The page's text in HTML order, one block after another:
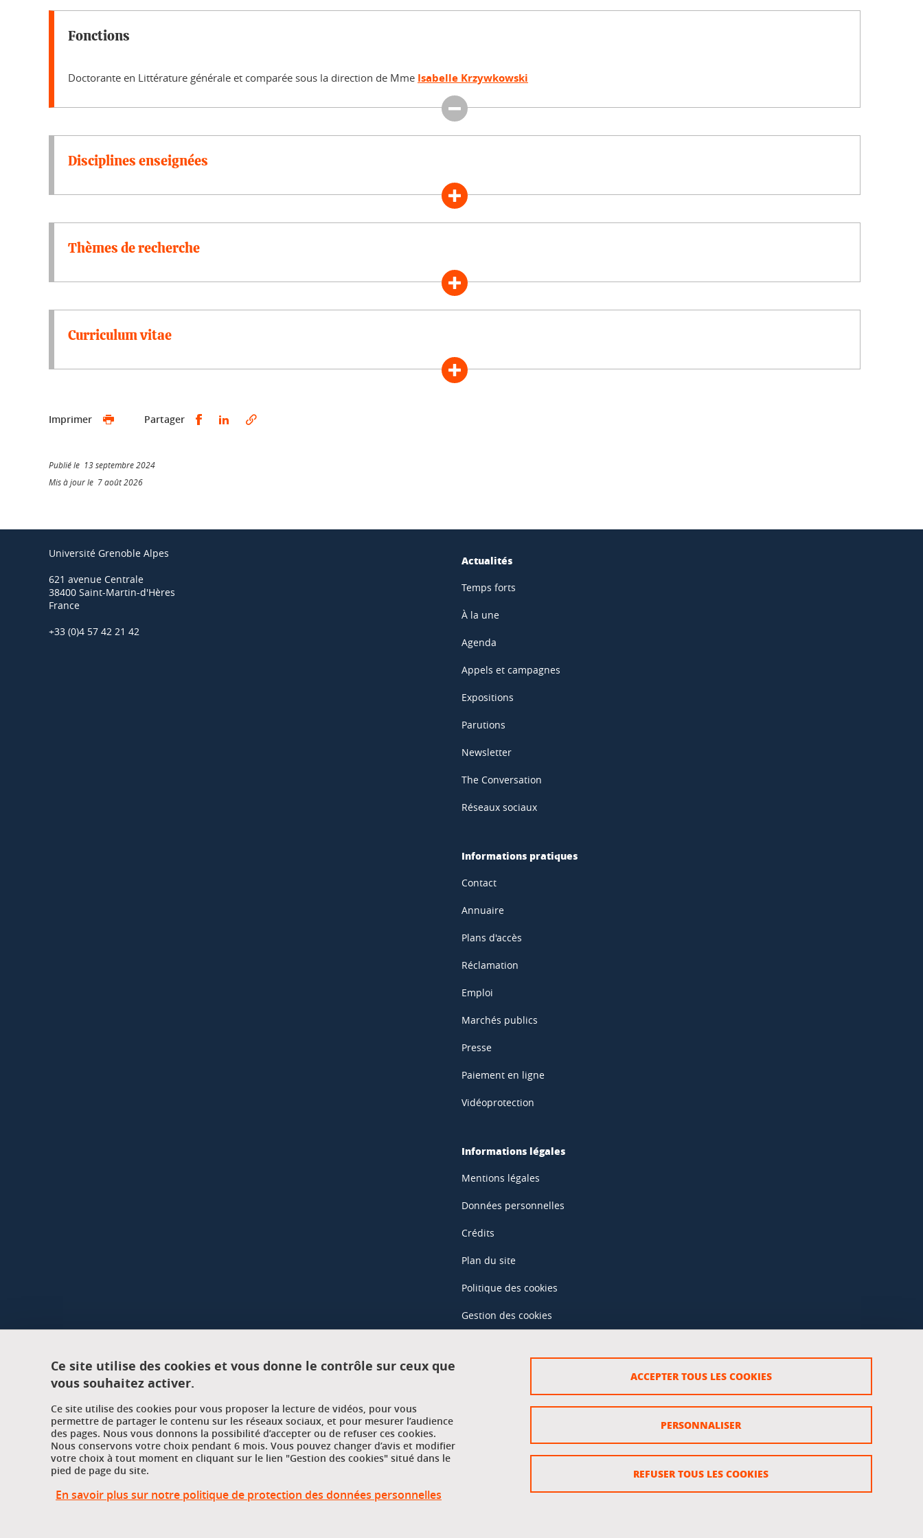
Fonctions
Doctorante en Littérature générale et comparée sous la direction de Mme Isabelle Krzywkowski
Disciplines enseignées
Thèmes de recherche
Curriculum vitae
Imprimer Partager Partager sur Facebook
Partager sur LinkedIn
Publié le 13 septembre 2024
Mis à jour le 7 août 2026
Université Grenoble Alpes
621 avenue Centrale
38400 Saint-Martin-d'Hères
France
+33 (0)4 57 42 21 42
Actualités
Temps forts
À la une
Agenda
Appels et campagnes
Expositions
Parutions
Newsletter
The Conversation
Réseaux sociaux
Informations pratiques
Contact
Annuaire
Plans d'accès
Réclamation
Emploi
Marchés publics
Presse
Paiement en ligne
Vidéoprotection
Informations légales
Mentions légales
Données personnelles
Crédits
Plan du site
Politique des cookies
Gestion des cookies
Accès réservés
Ce site utilise des cookies et vous donne le contrôle sur ceux que
vous souhaitez activer.
Ce site utilise des cookies pour vous proposer la lecture de vidéos, pour vous
permettre de partager le contenu sur les réseaux sociaux, et pour mesurer l’audience
des pages. Nous vous donnons la possibilité d’accepter ou de refuser ces cookies.
Nous conservons votre choix pendant 6 mois. Vous pouvez changer d’avis et modifier
votre choix à tout moment en cliquant sur le lien "Gestion des cookies" situé dans le
pied de page du site.
En savoir plus sur notre politique de protection des données personnelles
ACCEPTER TOUS LES COOKIES
REFUSER TOUS LES COOKIES
PERSONNALISER